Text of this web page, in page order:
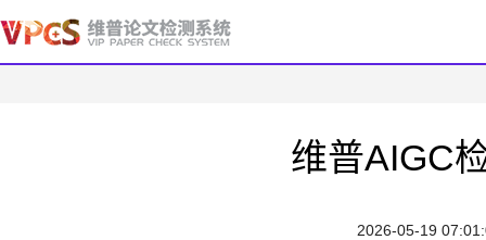
维普AIGC
2026-05-19